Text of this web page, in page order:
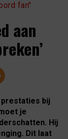
fan"
aan
bij
je
Hij
Dit laat